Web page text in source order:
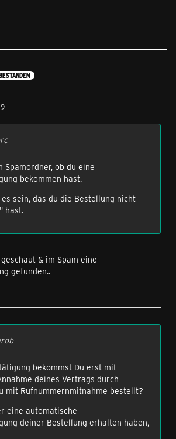
Spamordner, ob du eine
bekommen hast.
es sein, das du die Bestellung nicht
hast.
& im Spam eine
gefunden..
bekommst Du erst mit
deines Vertrags durch
mit Rufnummernmitnahme bestellt?
eine automatische
deiner Bestellung erhalten haben,